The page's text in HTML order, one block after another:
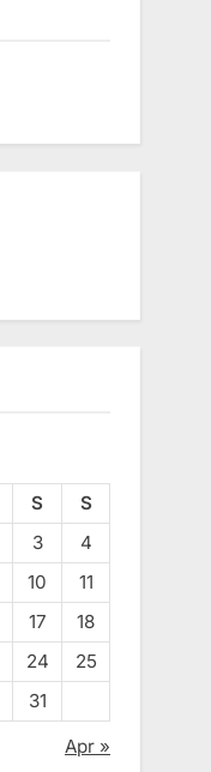
S
S
3
4
10
11
17
18
24
25
31
Apr »